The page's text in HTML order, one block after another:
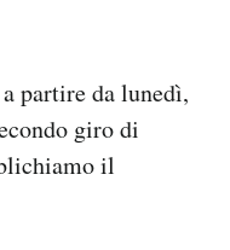
partire da lunedì,
giro di
il